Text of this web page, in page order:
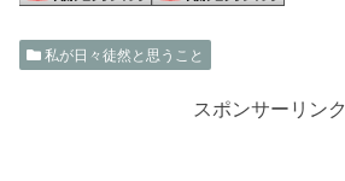
私が日々徒然と思うこと
スポンサーリンク